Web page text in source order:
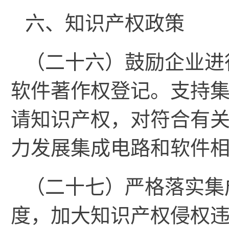
六、知识产权政策
（二十六）鼓励企业
软件著作权登记。支持
请知识产权，对符合有
力发展集成电路和软件
（二十七）严格落实
度，加大知识产权侵权